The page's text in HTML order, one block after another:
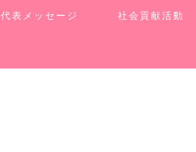
代表メッセージ 社会貢献活動